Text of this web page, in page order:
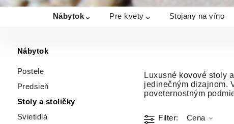
Nábytok Pre kvety Stojany na víno
Nábytok
Postele
Predsieň
Stoly a stoličky
Svietidlá
Luxusné kovové stoly
jedinečným dizajnom.
poveternostným
Filter Cena